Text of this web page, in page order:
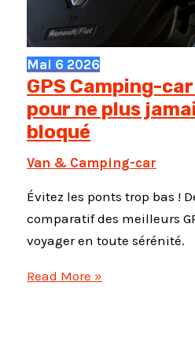
Mai 6 2026
GPS Camping-
pour ne plus
bloqué
Van & Camping-car
Évitez les ponts trop bas !
comparatif des meilleurs
voyager en toute sérénité.
GPS
Read More »